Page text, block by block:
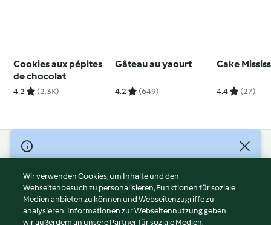
Cookies aux pépites
de chocolat
4.2 (2.3K)
Gâteau au yaourt
4.2 (649)
Cake
4.4 (27)
© Copyright 2026
Nutzungsbedingungen
Datenschutzrichtlinien
Disclaimer
Impressum
Wir verwenden Cookies, um Inhalte und den
Webseitenbesuch zu personalisieren, Funktionen für soziale
Medien anbieten zu können und Webseitenzugriffe zu
analysieren. Informationen zur Webseitennutzung geben
wir außerdem an unsere Partner für soziale Medien,